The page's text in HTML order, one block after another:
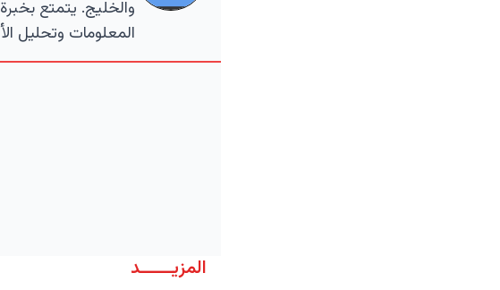
والخليج. يتمتع
المعلومات وتحليل
المزيــــــد